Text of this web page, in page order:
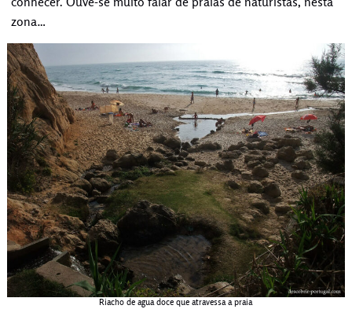
zona…
Riacho de agua doce que atravessa a praia